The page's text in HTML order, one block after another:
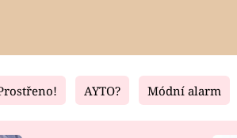
Living
AYTO? Módní alarm